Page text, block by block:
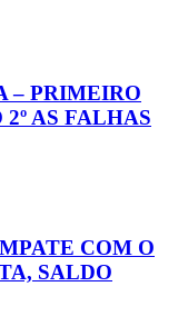
– PRIMEIRO
AS FALHAS
COM O
SALDO